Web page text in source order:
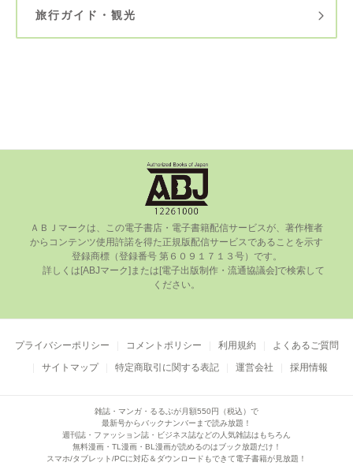
旅行ガイド・観光
ＡＢＪマークは、この電⼦書店・電⼦書籍配信サービスが、著作権者
からコンテンツ使⽤許諾を得た正規版配信サービスであることを⽰す
登録商標（登録番号 第６０９１７１３号）です。
ください。
プライバシーポリシー コメントポリシー 利用規約
よくあるご質問
サイトマップ
特定商取引に関する表記 運営会社 採用情報
雑誌・マンガ・るるぶが月額550円（税込）で
最新号からバックナンバーまで読み放題！
週刊誌・ファッション誌・ビジネス誌などの人気雑誌はもちろん
無料漫画・TL漫画・BL漫画が読めるのはブック放題だけ！
スマホ/タブレット/PCに対応＆ダウンロードもできて電子書籍が見放題！